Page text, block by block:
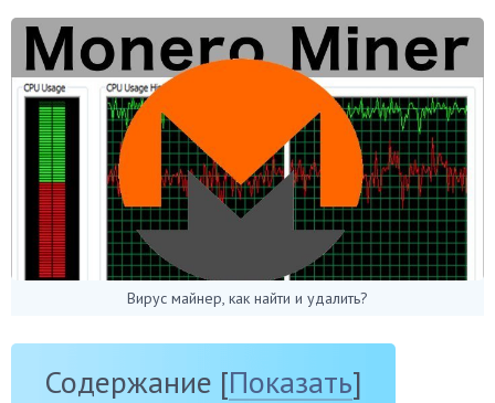
Вирус майнер, как найти и удалить?
Содержание [Показать]